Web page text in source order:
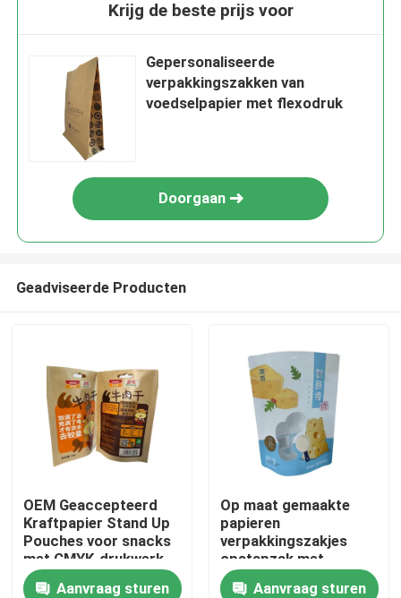
Huis
Producten
Krijg de beste prijs voor
Gepersonaliseerde
verpakkingszakken van
voedselpapier met flexodruk
Doorgaan
Geadviseerde Producten
OEM Geaccepteerd
Kraftpapier Stand Up
Pouches voor snacks
met CMYK-drukwerk
Aanvraag sturen
Op maat gemaakte
papieren
verpakkingszakjes
opstapzak met
raamontwerp
Aanvraag sturen